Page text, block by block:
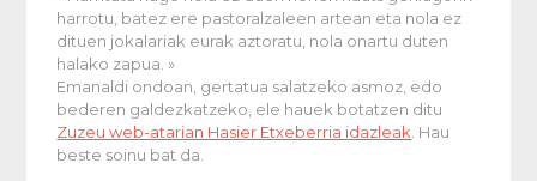
harrotu, batez ere pastoralzaleen artean eta nola ez
dituen jokalariak eurak aztoratu, nola onartu duten
halako zapua. »
Emanaldi ondoan, gertatua salatzeko asmoz, edo
bederen galdezkatzeko, ele hauek botatzen ditu
Zuzeu web-atarian Hasier Etxeberria idazleak . Hau
beste soinu bat da.